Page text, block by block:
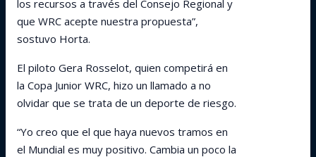
los recursos a través del Consejo Regional y
que WRC acepte nuestra propuesta”,
sostuvo Horta.
El piloto Gera Rosselot, quien competirá en
la Copa Junior WRC, hizo un llamado a no
olvidar que se trata de un deporte de riesgo.
“Yo creo que el que haya nuevos tramos en
el Mundial es muy positivo. Cambia un poco la